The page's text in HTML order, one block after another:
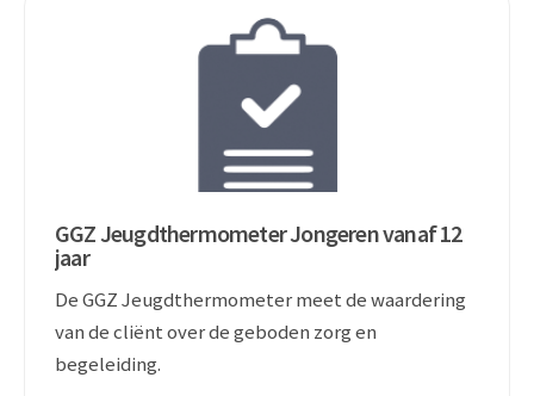
GGZ Jeugdthermometer Jongeren vanaf 12
jaar
De GGZ Jeugdthermometer meet de waardering
van de cliënt over de geboden zorg en
begeleiding.